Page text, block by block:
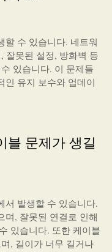
할 수 있습니다. 네트워
잘못된 설정, 방화벽 등
있습니다. 이 문제들
인 유지 보수와 업데이
블 문제가 생길
서 발생할 수 있습니다.
며, 잘못된 연결로 인해
있습니다. 또한 케이블
, 길이가 너무 길거나